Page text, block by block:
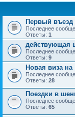
Первый въезд
Последнее
Ответы: 1
действующая
Последнее
Ответы: 9
Новая виза
Последнее
Ответы: 28
Поездки в
Последнее
Ответы: 65